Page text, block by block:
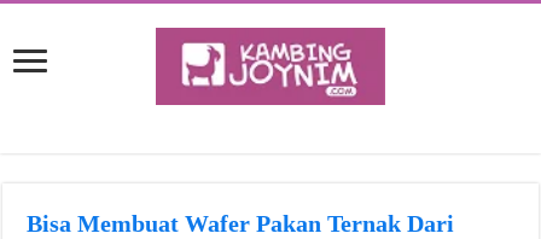
Bisa Membuat Wafer Pakan Ternak Dari